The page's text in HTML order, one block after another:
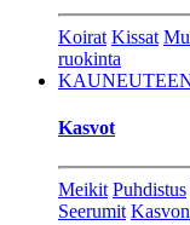
Koirat Kissat
ruokinta
Kasvot
Meikit Puhdistus
Seerumit